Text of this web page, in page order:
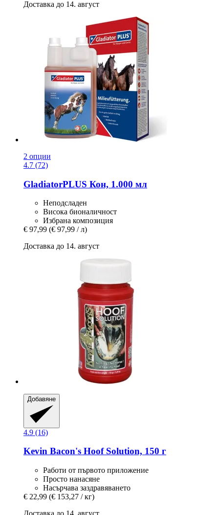
Доставка до 14. август
2 опции
4.7 (72)
GladiatorPLUS Кон, 1.000 мл
Неподсладен
Висока бионаличност
Избрана композиция
€ 97,99 (€ 97,99 / л)
Доставка до 14. август
Добавяне
4.9 (16)
Kevin Bacon's Hoof Solution, 150 г
Работи от първото приложение
Просто нанасяне
Насърчава заздравяването
€ 22,99 (€ 153,27 / кг)
Доставка до 14. август